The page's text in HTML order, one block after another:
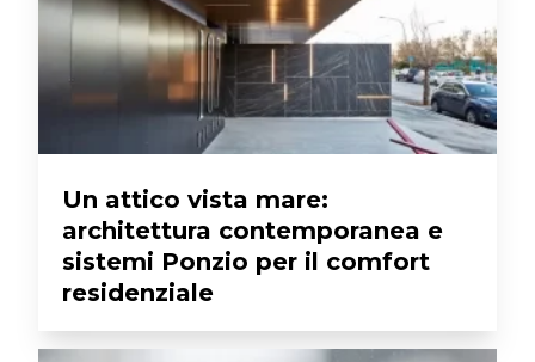
Un attico vista mare:
architettura contemporanea e
sistemi Ponzio per il comfort
residenziale